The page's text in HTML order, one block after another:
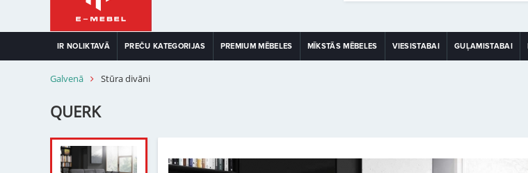
IR NOLIKTAVĀ PREČU KATEGORIJAS PREMIUM MĒBELES MĪKSTĀS MĒBELES VIESISTABAI GUĻAMISTABAI
Galvenā Stūra divāni
QUERK